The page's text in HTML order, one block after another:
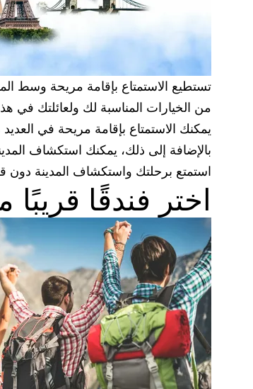
تستطيع الاستمتاع بإقامة مريحة وسط
من الخيارات المناسبة لك ولعائلتك في
يمكنك الاستمتاع بإقامة مريحة في
بالإضافة إلى ذلك، يمكنك استكشاف
استمتع برحلتك واستكشاف المدينة دون
اختر فندقًا